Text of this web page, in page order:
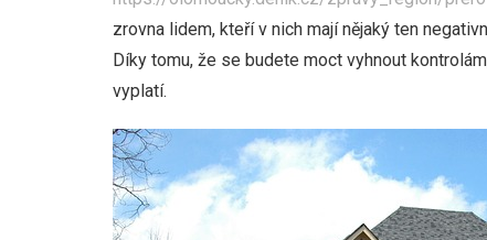
zrovna lidem, kteří v nich mají nějaký ten
Díky tomu, že se budete moct vyhnout
vyplatí.